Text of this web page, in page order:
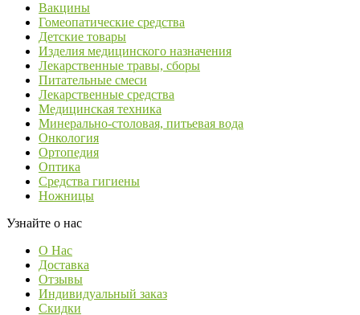
Вакцины
Гомеопатические средства
Детские товары
Изделия медицинского назначения
Лекарственные травы, сборы
Питательные смеси
Лекарственные средства
Медицинская техника
Минерально-столовая, питьевая вода
Онкология
Ортопедия
Оптика
Средства гигиены
Ножницы
Узнайте о нас
О Нас
Доставка
Отзывы
Индивидуальный заказ
Скидки